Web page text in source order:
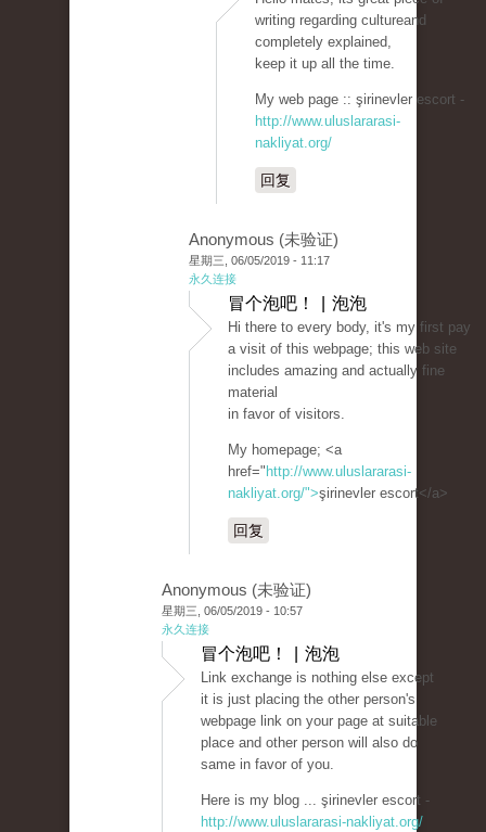
writing regarding cultureand
completely explained,
keep it up all the time.
My web page :: şirinevler escort -
http://www.uluslararasi-
nakliyat.org/
回复
Anonymous (未验证)
星期三, 06/05/2019 - 11:17
永久连接
冒个泡吧！ | 泡泡
Hi there to every body, it's my first pay
a visit of this webpage; this web site
includes amazing and actually fine
material
in favor of visitors.
My homepage; <a
href=" http://www.uluslararasi-
nakliyat.org/">şirinevler escort</a>
回复
Anonymous (未验证)
星期三, 06/05/2019 - 10:57
永久连接
冒个泡吧！ | 泡泡
Link exchange is nothing else except
it is just placing the other person's
webpage link on your page at suitable
place and other person will also do
same in favor of you.
Here is my blog ... şirinevler escort -
http://www.uluslararasi-nakliyat.org/